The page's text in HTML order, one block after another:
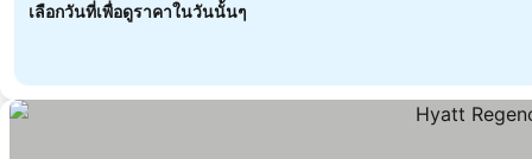
เลือกวันที่เพื่อดูราคาในวันนั้นๆ